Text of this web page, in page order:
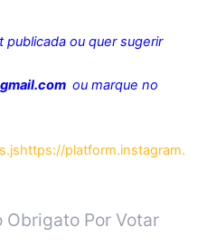
publicada ou quer sugerir
ou marque no
https://platform.instagram.
Obrigato Por Votar